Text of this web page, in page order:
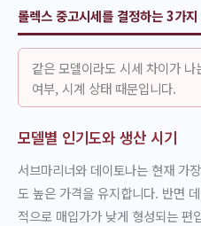
롤렉스 중고시세를 결정하는 3가지
같은 모델이라도 시세 차이가
여부, 시계 상태 때문입니다.
모델별 인기도와 생산 시기
서브마리너와 데이토나는 현재 가
도 높은 가격을 유지합니다. 반면
적으로 매입가가 낮게 형성되는 편